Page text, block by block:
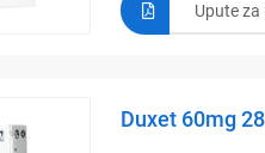
Upute
Duxet 60mg